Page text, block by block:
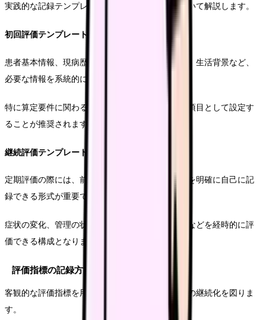
実践的な記録テンプレートの作成と活用方法について解説します。
初回評価テンプレート
患者基本情報、現病歴、重症度分類、リスク評価、生活背景など、
必要な情報を系統的に収集できる形式とします。
特に算定要件に関わる項目については、必須入力項目として設定す
ることが推奨されます。
継続評価テンプレート
定期評価の際には、前回からの変化や介入の効果を明確に自己に記
録できる形式が重要です。
症状の変化、管理の状況、指導内容とその理解度などを経時的に評
価できる構成となります。
評価指標の記録方法
客観的な評価指標を用いた記録により、介入効果の継続化を図りま
す。